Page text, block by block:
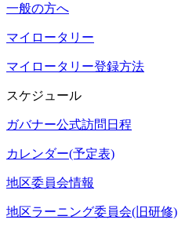
一般の方へ
マイロータリー
マイロータリー登録方法
スケジュール
ガバナー公式訪問日程
カレンダー(予定表)
地区委員会情報
地区ラーニング委員会(旧研修)